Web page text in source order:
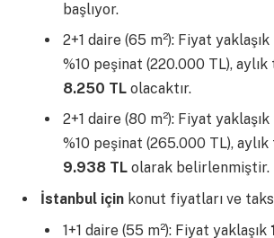
başlıyor.
2+1 daire (65 m²): Fiyat yaklaşık
%10 peşinat (220.000 TL),
8.250 TL olacaktır.
2+1 daire (80 m²): Fiyat yaklaşık
%10 peşinat (265.000 TL),
9.938 TL olarak belirlenmiştir.
İstanbul için konut fiyatları ve
1+1 daire (55 m²): Fiyat yaklaşık